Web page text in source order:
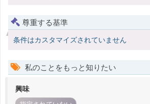
尊重する基準
条件はカスタマイズされていません
私のことをもっと知りたい
興味